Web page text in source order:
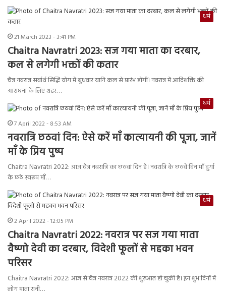
धर्म
21 March 2023 - 3:41 PM
Chaitra Navratri 2023: सज गया माता का दरबार,
कल से लगेगी भक्तों की कतार
चैत्र नवरात्र सर्वार्थ सिद्धि योग में बुधवार यानि कल से प्रारंभ होंगीं। नवरात्र में आदिशक्ति की
आराधना के लिए शहर…
धर्म
7 April 2022 - 8:53 AM
नवरात्रि छठवां दिन: ऐसे करें माँ कात्यायनी की पूजा, जानें
माँ के प्रिय पुष्प
Chaitra Navratri 2022: आज चैत्र नवरात्रि का छठवां दिन है। नवरात्रि के छठवें दिन माँ दुर्गा
के छठे स्वरूप माँ…
धर्म
2 April 2022 - 12:05 PM
Chaitra Navratri 2022: नवरात्र पर सज गया माता
वैष्णो देवी का दरबार, विदेशी फूलों से महका भवन
परिसर
Chaitra Navratri 2022: आज से चैत्र नवरात्र 2022 की शुरुआत हो चुकी है। इन शुभ दिनों में
लोग माता रानी…